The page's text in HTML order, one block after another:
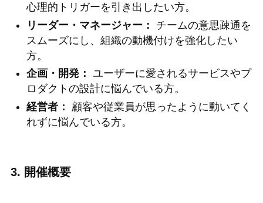
心理的トリガーを引き出したい方。
リーダー・マネージャー：
チームの意思疎通を
スムーズにし、組織の動機付けを強化したい
方。
企画・開発： ユーザーに愛されるサービスやプ
ロダクトの設計に悩んでいる方。
経営者：
顧客や従業員が思ったように動いてく
れずに悩んでいる方。
3. 開催概要